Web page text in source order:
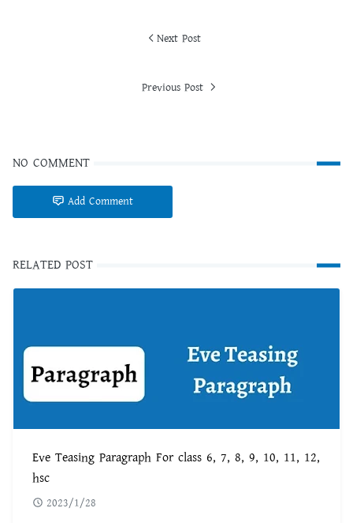
Next Post
Previous Post
NO COMMENT
Add Comment
RELATED POST
Eve Teasing Paragraph For class 6, 7, 8, 9, 10, 11, 12,
hsc
2023/1/28